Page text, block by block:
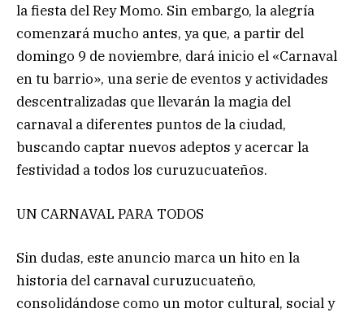
la fiesta del Rey Momo. Sin embargo, la alegría
comenzará mucho antes, ya que, a partir del
domingo 9 de noviembre, dará inicio el «Carnaval
en tu barrio», una serie de eventos y actividades
descentralizadas que llevarán la magia del
carnaval a diferentes puntos de la ciudad,
buscando captar nuevos adeptos y acercar la
festividad a todos los curuzucuateños.
UN CARNAVAL PARA TODOS
Sin dudas, este anuncio marca un hito en la
historia del carnaval curuzucuateño,
consolidándose como un motor cultural, social y